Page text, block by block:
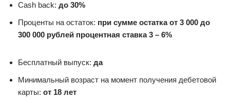
Cash back: до 30%
Проценты на остаток: при сумме остатка от 3 000 до
300 000 рублей процентная ставка 3 – 6%
Бесплатный выпуск: да
Минимальный возраст на момент получения дебетовой
карты: от 18 лет